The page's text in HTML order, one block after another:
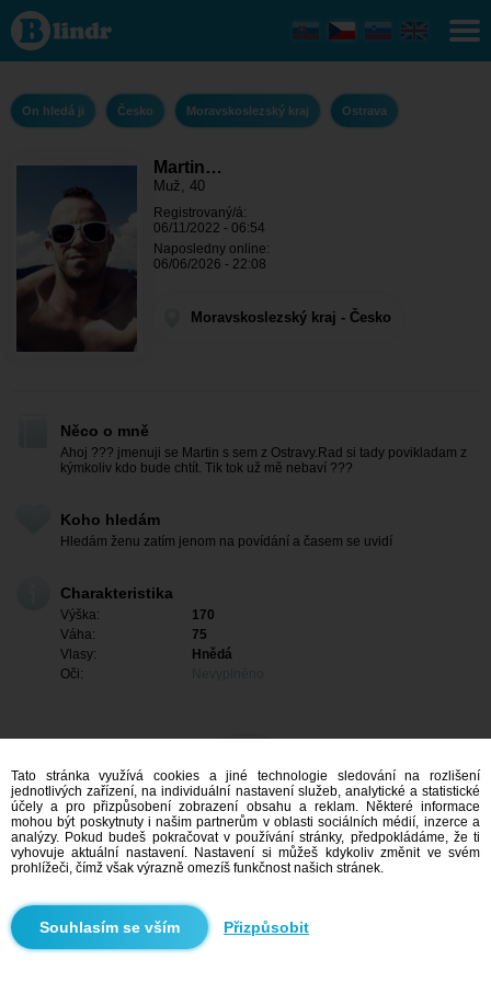
Martin Heger -
On hledá ji
Moravskoslezský
kraj - Ostrava
On hledá ji Česko Moravskoslezský kraj Ostrava
Martin…
Muž, 40
Registrovaný/á:
06/11/2022 - 06:54
Naposledny online:
06/06/2026 - 22:08
Moravskoslezský kraj - Česko
Něco o mně
Ahoj ??? jmenuji se Martin s sem z Ostravy.Rad si tady povikladam z
kýmkoliv kdo bude chtít. Tik tok už mě nebaví ???
Koho hledám
Hledám ženu zatím jenom na povídání a časem se uvidí
Charakteristika
Výška:
170
Váha:
75
Vlasy:
Hnědá
Oči:
Vyhledávání
Tato stránka využívá cookies a jiné technologie sledování na rozlišení
jednotlivých zařízení, na individuální nastavení služeb, analytické a statistické
účely a pro přizpůsobení zobrazení obsahu a reklam. Některé informace
mohou být poskytnuty i našim partnerům v oblasti sociálních médií, inzerce a
analýzy. Pokud budeš pokračovat v používání stránky, předpokládáme, že ti
vyhovuje aktuální nastavení. Nastavení si můžeš kdykoliv změnit ve svém
prohlížeči, čímž však výrazně omezíš funkčnost našich stránek.
Přizpůsobit